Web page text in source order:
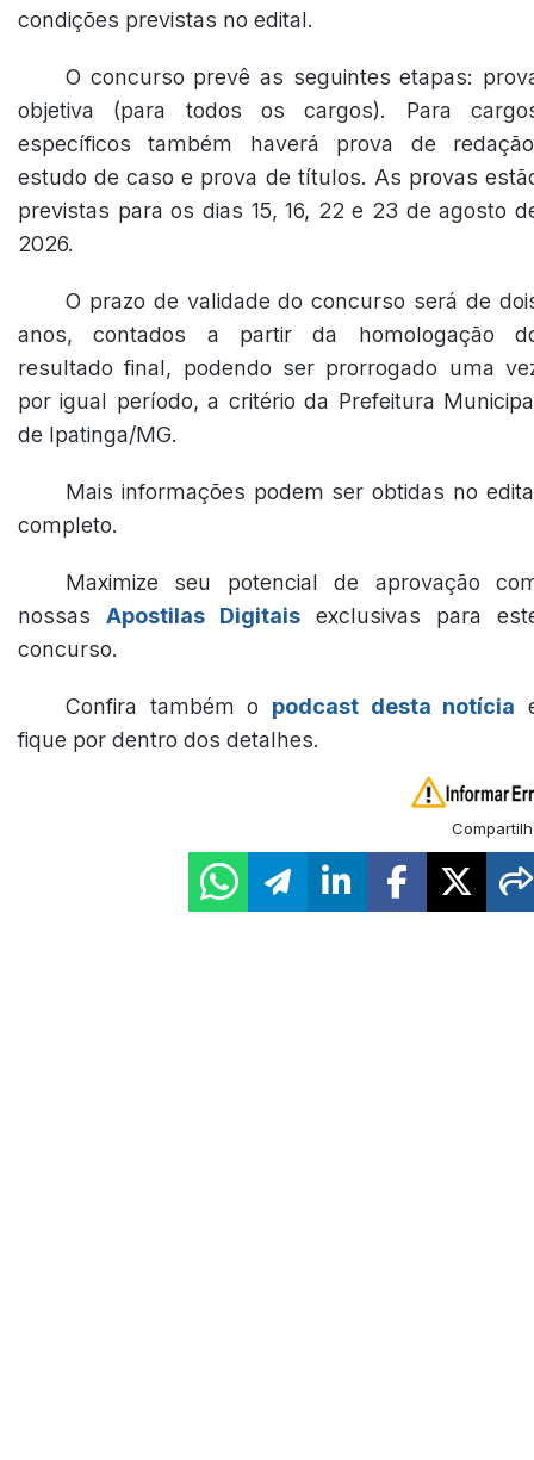
condições previstas no edital.
O concurso prevê as seguintes etapas:
objetiva (para todos os cargos). Para
específicos também haverá prova de
estudo de caso e prova de títulos. As provas
previstas para os dias 15, 16, 22 e 23 de agosto
2026.
O prazo de validade do concurso será de
anos, contados a partir da homologação
resultado final, podendo ser prorrogado uma
por igual período, a critério da Prefeitura
de Ipatinga/MG.
Mais informações podem ser obtidas no
completo.
Maximize seu potencial de aprovação
nossas Apostilas Digitais exclusivas para
concurso.
Confira também o podcast desta notícia
fique por dentro dos detalhes.